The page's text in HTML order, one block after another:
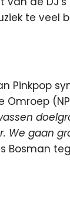
te veel
Pinkpop
We gaan
Bosman